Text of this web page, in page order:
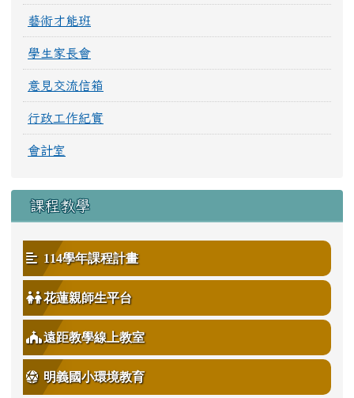
藝術才能班
學生家長會
意見交流信箱
行政工作紀實
會計室
課程教學
114學年課程計畫
花蓮親師生平台
遠距教學線上教室
明義國小環境教育